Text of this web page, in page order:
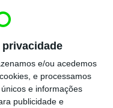
privacidade
e/ou acedemos
e processamos
e informações
publicidade e
verificados em
previsão
0,2 pontos
publicado